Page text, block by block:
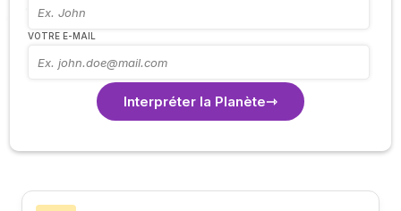
VOTRE E-MAIL
Interpréter la Planète